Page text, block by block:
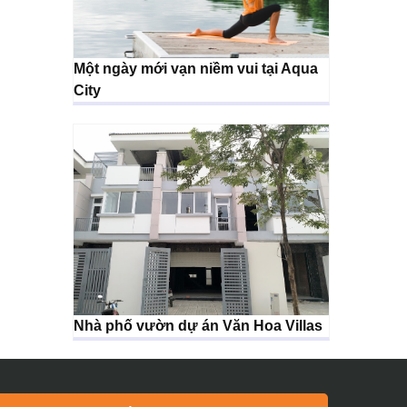
Một ngày mới vạn niềm vui tại Aqua
City
Nhà phố vườn dự án Văn Hoa Villas